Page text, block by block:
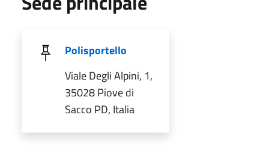
Polisportello
Viale Degli Alpini, 1,
35028 Piove di
Sacco PD, Italia